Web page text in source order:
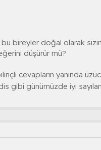
bireyler doğal olarak
düşürür mü?
cevapların yanında
gibi günümüzde iyi